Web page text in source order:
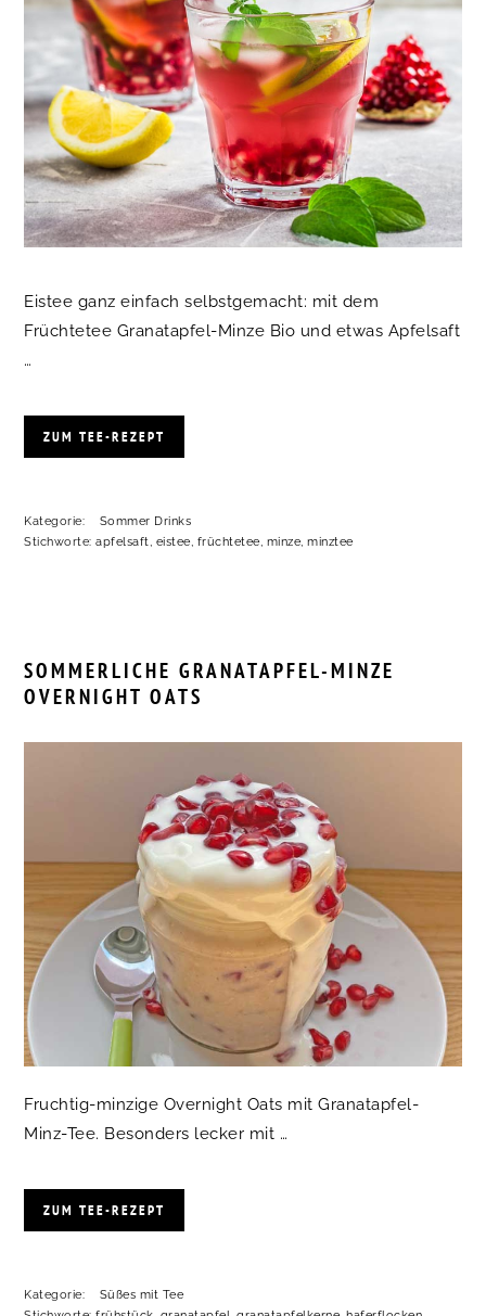
Eistee ganz einfach selbstgemacht: mit dem
Früchtetee Granatapfel-Minze Bio und etwas Apfelsaft
…
ZUM TEE-REZEPT
Kategorie:
Sommer Drinks
Stichworte:apfelsaft eistee früchtetee minze ,minztee
SOMMERLICHE GRANATAPFEL-MINZE
OVERNIGHT OATS
Fruchtig-minzige Overnight Oats mit Granatapfel-
Minz-Tee. Besonders lecker mit …
ZUM TEE-REZEPT
Kategorie:
Süßes mit Tee